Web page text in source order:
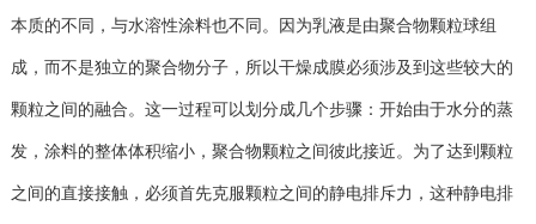
本质的不同，与水溶性涂料也不同。因为乳液是由聚合物颗粒球组
成，而不是独立的聚合物分子，所以干燥成膜必须涉及到这些较大的
颗粒之间的融合。这一过程可以划分成几个步骤：开始由于水分的蒸
发，涂料的整体体积缩小，聚合物颗粒之间彼此接近。为了达到颗粒
之间的直接接触，必须首先克服颗粒之间的静电排斥力，这种静电排